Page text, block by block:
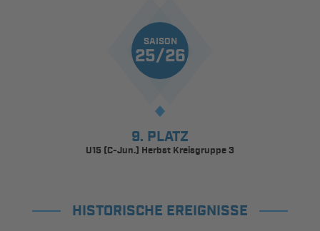
SAISON
25/26
9. PLATZ
U15 (C-Jun.) Herbst Kreisgruppe 3
HISTORISCHE EREIGNISSE